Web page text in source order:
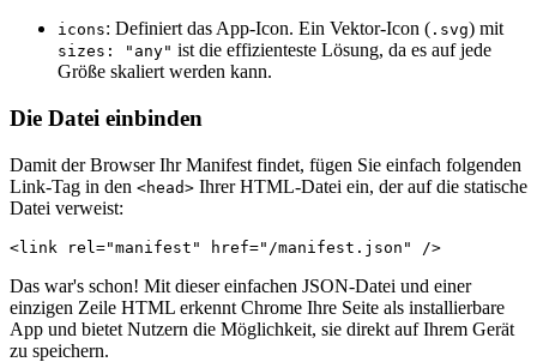
icons: Definiert das App-Icon. Ein Vektor-Icon ( .svg) mit
sizes: "any" ist die effizienteste Lösung, da es auf jede
Größe skaliert werden kann.
Die Datei einbinden
Damit der Browser Ihr Manifest findet, fügen Sie einfach folgenden
Link-Tag in den <head> Ihrer HTML-Datei ein, der auf die statische
Datei verweist:
Das war's schon! Mit dieser einfachen JSON-Datei und einer
einzigen Zeile HTML erkennt Chrome Ihre Seite als installierbare
App und bietet Nutzern die Möglichkeit, sie direkt auf Ihrem Gerät
zu speichern.